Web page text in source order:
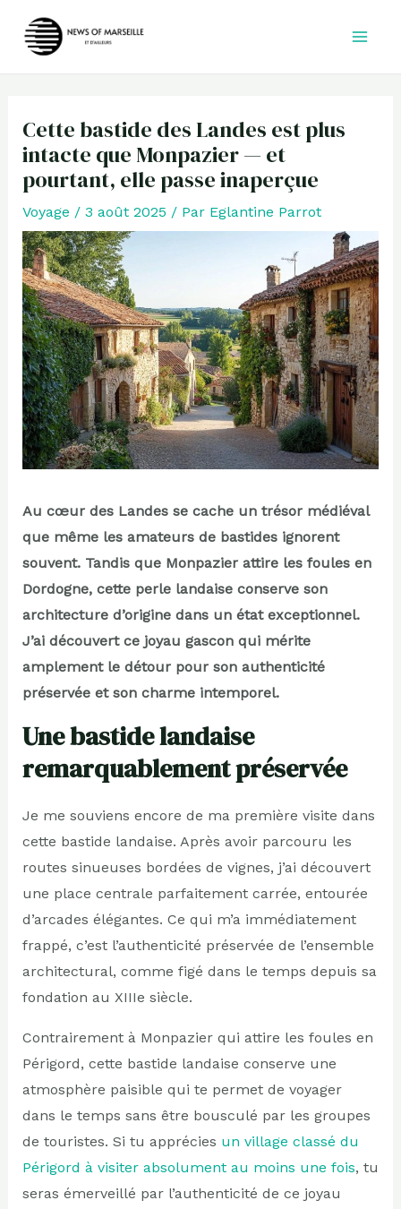
Cette bastide des Landes est plus
intacte que Monpazier — et
pourtant, elle passe inaperçue
Voyage / 3 août 2025 / Par Eglantine Parrot
Au cœur des Landes se cache un trésor médiéval
que même les amateurs de bastides ignorent
souvent. Tandis que Monpazier attire les foules en
Dordogne, cette perle landaise conserve son
architecture d’origine dans un état exceptionnel.
J’ai découvert ce joyau gascon qui mérite
amplement le détour pour son authenticité
préservée et son charme intemporel.
Une bastide landaise
remarquablement préservée
Je me souviens encore de ma première visite dans
cette bastide landaise. Après avoir parcouru les
routes sinueuses bordées de vignes, j’ai découvert
une place centrale parfaitement carrée, entourée
d’arcades élégantes. Ce qui m’a immédiatement
frappé, c’est l’authenticité préservée de l’ensemble
architectural, comme figé dans le temps depuis sa
fondation au XIIIe siècle.
Contrairement à Monpazier qui attire les foules en
Périgord, cette bastide landaise conserve une
atmosphère paisible qui te permet de voyager
dans le temps sans être bousculé par les groupes
de touristes. Si tu apprécies un village classé du
Périgord à visiter absolument au moins une fois, tu
seras émerveillé par l’authenticité de ce joyau